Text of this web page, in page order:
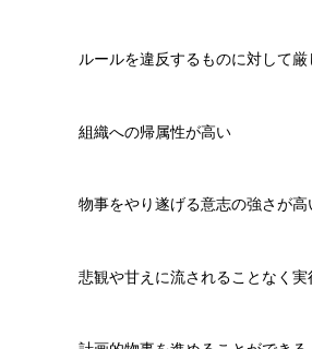
ルールを違反するものに対して
組織への帰属性が高い
物事をやり遂げる意志の強さが高
悲観や甘えに流されることなく実